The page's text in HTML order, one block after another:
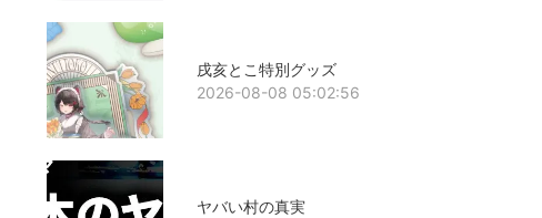
戌亥とこ特別グッズ
2026-08-08 05:02:56
ヤバい村の真実